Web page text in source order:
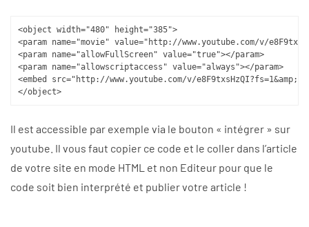
<object width="480" height="385">
<param name="movie" value="http://www.youtube.com/v/
<param name="allowFullScreen" value="true"></param>
<param name="allowscriptaccess" value="always"></param>
<embed src="http://www.youtube.com/v/
</object>
Il est accessible par exemple via le bouton « intégrer » sur
youtube. Il vous faut copier ce code et le coller dans l’article
de votre site en mode HTML et non Editeur pour que le
code soit bien interprété et publier votre article !